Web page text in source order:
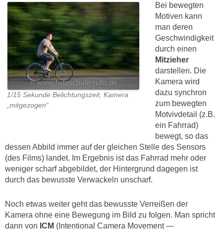
1/15 Sekunde Belichtungszeit, Kamera
„mitgezogen“
Bei bewegten
Motiven kann
man deren
Geschwindigkeit
durch einen
Mitzieher
darstellen. Die
Kamera wird
dazu synchron
zum bewegten
Motvivdetail (z.B.
ein Fahrrad)
bewegt, so das
dessen Abbild immer auf der gleichen Stelle des Sensors
(des Films) landet. Im Ergebnis ist das Fahrrad mehr oder
weniger scharf abgebildet, der Hintergrund dagegen ist
durch das bewusste Verwackeln unscharf.
Noch etwas weiter geht das bewusste Verreißen der
Kamera ohne eine Bewegung im Bild zu folgen. Man spricht
dann von ICM (Intentional Camera Movement —